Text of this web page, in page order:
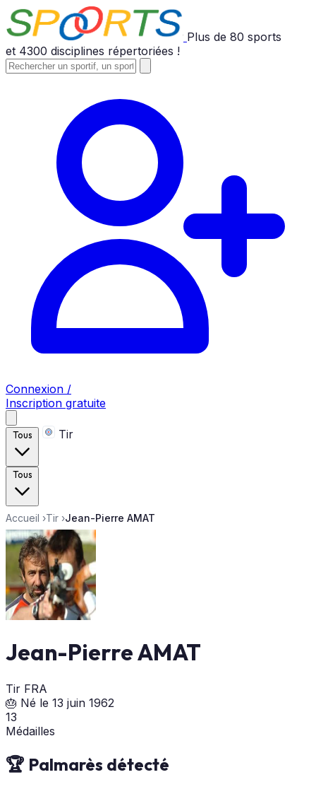
Plus de 80 sports
et 4300 disciplines répertoriées !
Connexion /
Inscription gratuite
Tous Tir
Tous
Accueil ›Tir ›Jean-Pierre AMAT
Jean-Pierre AMAT
Tir FRA
🎂 Né le 13 juin 1962
13
Médailles
🏆 Palmarès détecté